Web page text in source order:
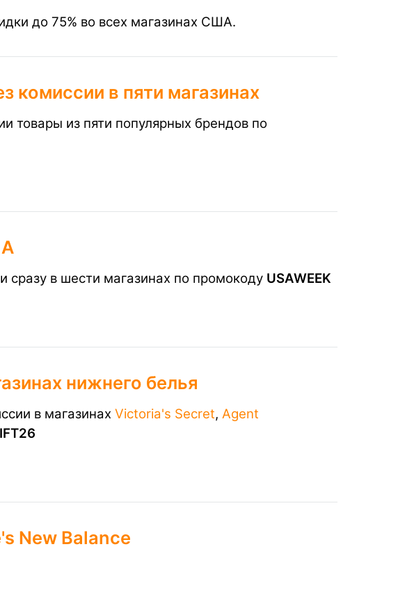
до 75% во всех магазинах США.
комиссии в пяти магазинах
товары из пяти популярных брендов по
сразу в шести магазинах по промокоду USAWEEK
нижнего белья
в магазинах Victoria's Secret, Agent
New Balance